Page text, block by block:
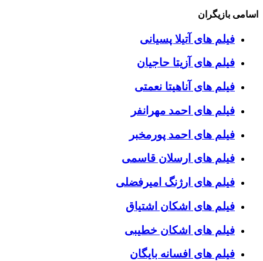
اسامی بازیگران
فیلم های آتیلا پسیانی
فیلم های آزیتا حاجیان
فیلم های آناهیتا نعمتی
فیلم های احمد مهرانفر
فیلم های احمد پورمخبر
فیلم های ارسلان قاسمی
فیلم های ارژنگ امیرفضلی
فیلم های اشکان اشتیاق
فیلم های اشکان خطیبی
فیلم های افسانه بایگان